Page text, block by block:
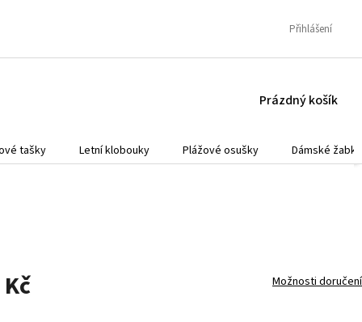
Přihlášení
NÁKUPNÍ
Prázdný košík
tašky Letní klobouky Plážové osušky
Dámské žabky
Možnosti doručení